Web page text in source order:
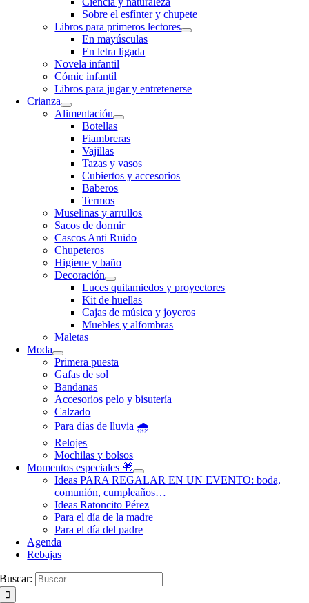
Sobre el esfínter y chupete
Libros para primeros lectores
En mayúsculas
En letra ligada
Novela infantil
Cómic infantil
Libros para jugar y entretenerse
Crianza
Alimentación
Botellas
Fiambreras
Vajillas
Tazas y vasos
Cubiertos y accesorios
Baberos
Termos
Muselinas y arrullos
Sacos de dormir
Cascos Anti Ruido
Chupeteros
Higiene y baño
Decoración
Luces quitamiedos y proyectores
Kit de huellas
Cajas de música y joyeros
Muebles y alfombras
Maletas
Moda
Primera puesta
Gafas de sol
Bandanas
Accesorios pelo y bisutería
Calzado
Para días de lluvia 🌧️
Relojes
Mochilas y bolsos
Momentos especiales 🎁
Ideas PARA REGALAR EN UN EVENTO: boda,
comunión, cumpleaños…
Ideas Ratoncito Pérez
Para el día de la madre
Para el día del padre
Agenda
Rebajas
Buscar: